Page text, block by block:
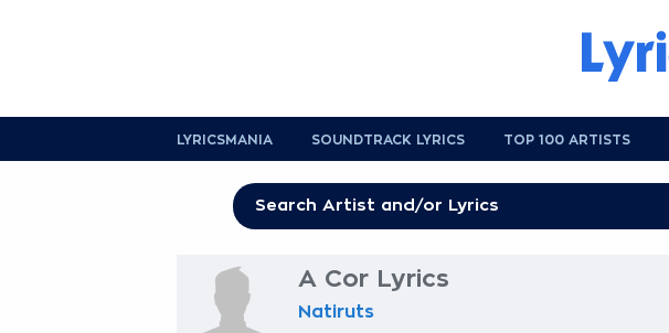
LYRICSMANIA SOUNDTRACK LYRICS TOP 100 ARTISTS
A Cor Lyrics
Natiruts